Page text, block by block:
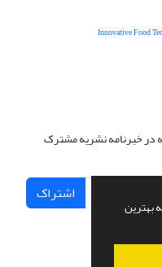
بهترین
در خبرنامه نشریه مشترک
اشتراک